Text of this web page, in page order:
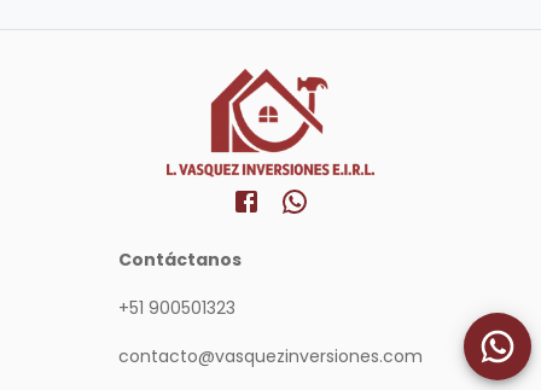
Contáctanos
+51 900501323
contacto@vasquezinversiones.com